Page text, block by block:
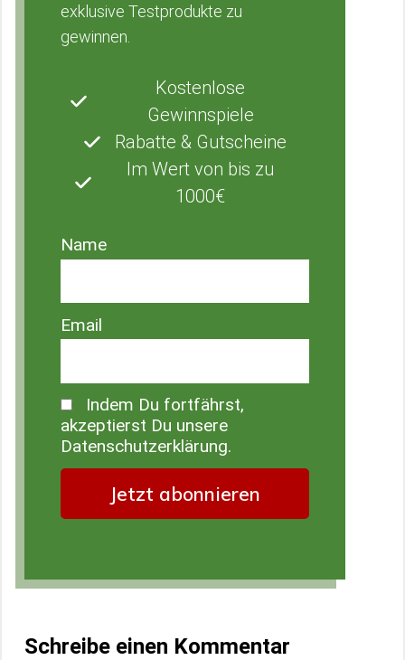
exklusive Testprodukte zu
gewinnen.
Kostenlose
Gewinnspiele
Rabatte & Gutscheine
Im Wert von bis zu
1000€
Name
Email
Indem Du fortfährst,
akzeptierst Du unsere
Datenschutzerklärung.
Schreibe einen Kommentar